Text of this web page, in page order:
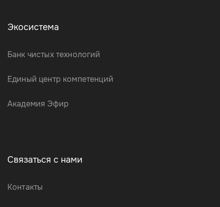
Экосистема
Банк чистых технологий
Единый центр компетенций
Академия Эфир
Связаться с нами
Контакты